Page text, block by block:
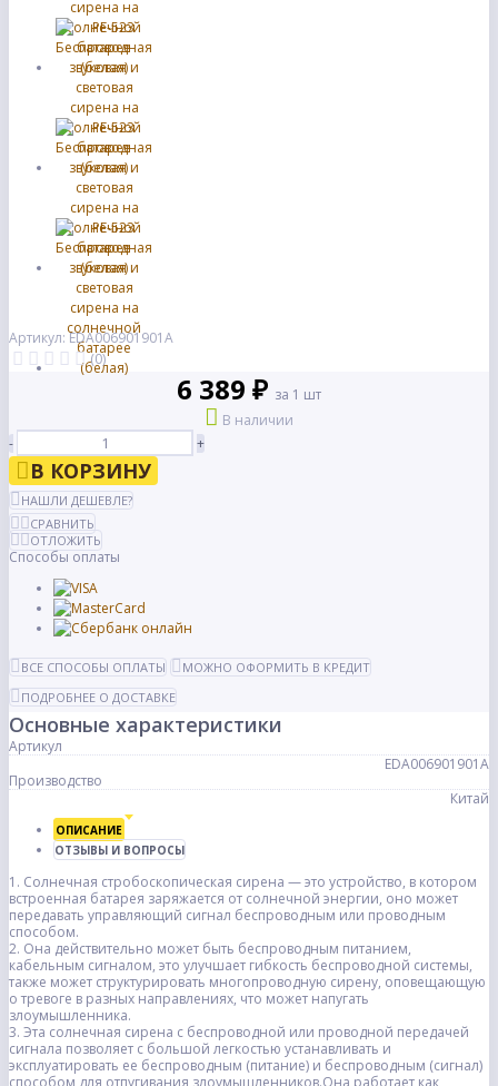
Артикул: EDA006901901A
(0)
6 389 ₽ за 1 шт
В наличии
-
+
В КОРЗИНУ
НАШЛИ ДЕШЕВЛЕ?
СРАВНИТЬ
ОТЛОЖИТЬ
Способы оплаты
ВСЕ СПОСОБЫ ОПЛАТЫ
МОЖНО ОФОРМИТЬ В КРЕДИТ
ПОДРОБНЕЕ О ДОСТАВКЕ
Основные характеристики
Артикул
EDA006901901A
Производство
Китай
ОПИСАНИЕ
ОТЗЫВЫ И ВОПРОСЫ
1. Солнечная стробоскопическая сирена — это устройство, в котором
встроенная батарея заряжается от солнечной энергии, оно может
передавать управляющий сигнал беспроводным или проводным
способом.
2. Она действительно может быть беспроводным питанием,
кабельным сигналом, это улучшает гибкость беспроводной системы,
также может структурировать многопроводную сирену, оповещающую
о тревоге в разных направлениях, что может напугать
злоумышленника.
3. Эта солнечная сирена с беспроводной или проводной передачей
сигнала позволяет с большой легкостью устанавливать и
эксплуатировать ее беспроводным (питание) и беспроводным (сигнал)